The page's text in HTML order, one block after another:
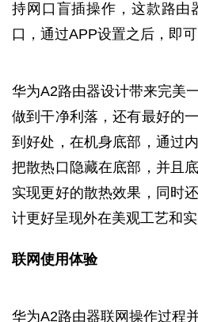
持网口盲插操作，这款路由
口，通过APP设置之后，即可
华为A2路由器设计带来完美
做到干净利落，还有最好的
到好处，在机身底部，通过
把散热口隐藏在底部，并且
实现更好的散热效果，同时
计更好呈现外在美观工艺和实
联网使用体验
华为A2路由器联网操作过程